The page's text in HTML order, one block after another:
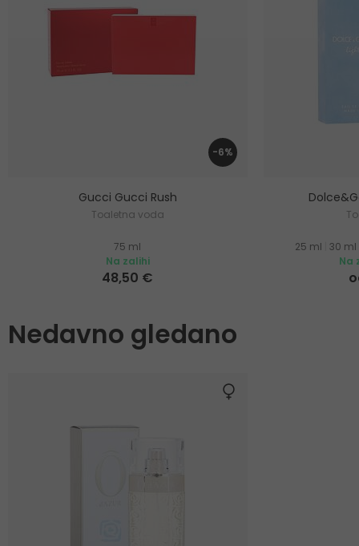
-6%
Gucci Gucci Rush
Toaletna voda
75 ml
Na zalihi
48,50 €
25 ml 30 ml
Na
Nedavno gledano